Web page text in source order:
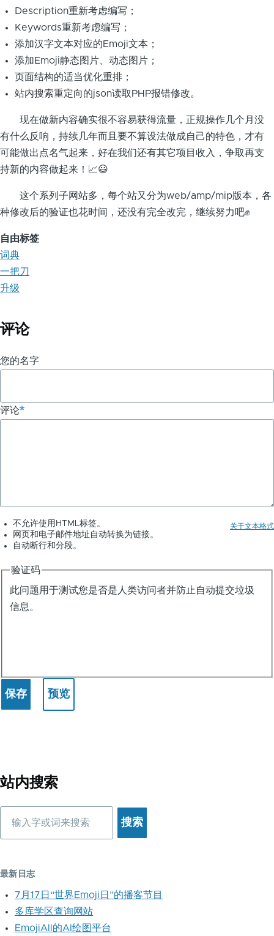
Description重新考虑编写；
Keywords重新考虑编写；
添加汉字文本对应的Emoji文本；
添加Emoji静态图片、动态图片；
页面结构的适当优化重排；
站内搜索重定向的json读取PHP报错修改。
现在做新内容确实很不容易获得流量，正规操作几个月没
有什么反响，持续几年而且要不算设法做成自己的特色，才有
可能做出点名气起来，好在我们还有其它项目收入，争取再支
持新的内容做起来！📈😃
这个系列子网站多，每个站又分为web/amp/mip版本，各
种修改后的验证也花时间，还没有完全改完，继续努力吧✊
自由标签
词典
一把刀
升级
评论
您的名字
评论
关于文本格式
不允许使用HTML标签。
网页和电子邮件地址自动转换为链接。
自动断行和分段。
验证码
此问题用于测试您是否是人类访问者并防止自动提交垃圾
信息。
站内搜索
最新日志
7月17日“世界Emoji日”的播客节目
多库学区查询网站
EmojiAll的AI绘图平台